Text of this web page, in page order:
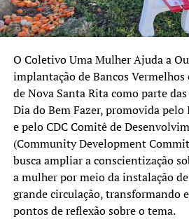
O Coletivo Uma Mulher Ajuda a
implantação de Bancos Vermelhos
de Nova Santa Rita como parte
Dia do Bem Fazer, promovida
e pelo CDC Comitê de
(Community Development
busca ampliar a conscientização
a mulher por meio da instalação
grande circulação, transformando
pontos de reflexão sobre o tema.